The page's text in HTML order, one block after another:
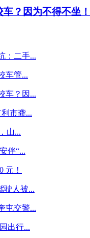
？因为不得不坐！
：二手...
车管...
车？因...
市龚...
山...
伴“...
元！
驶人被...
屯交警...
出行...